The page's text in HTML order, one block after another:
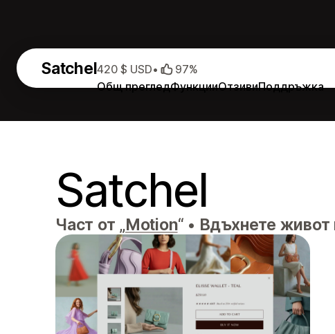
Satchel
Общ прегледФункцииОтзивиПоддръжка
420 $ USD• 97%
Satchel
Част от „Motion“ • Вдъхнете живот